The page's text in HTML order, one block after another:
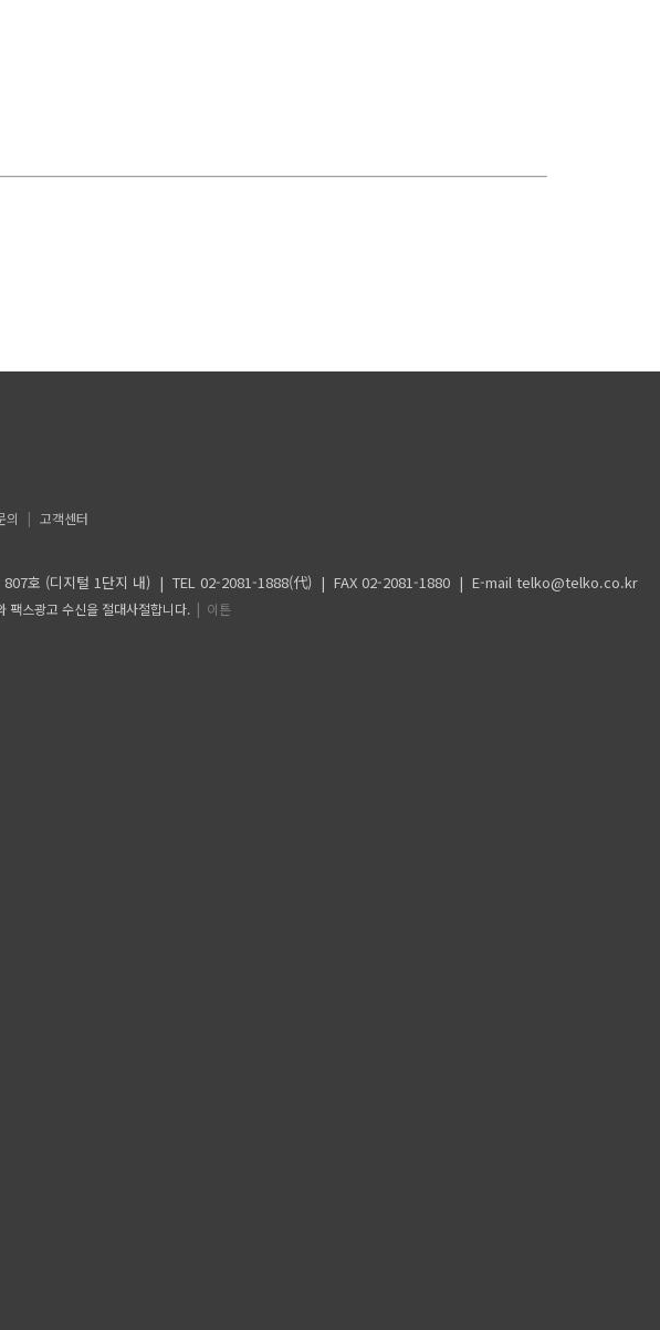
의 고객센터
807호 (디지털 1단지 내) | TEL 02-2081-1888(代) | FAX 02-2081-1880 | E-mail telko@telko.co.kr
스광고 수신을 절대사절합니다.| 이튼